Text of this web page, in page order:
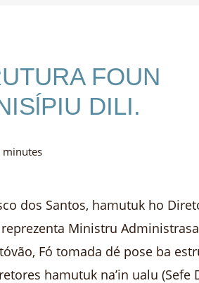
FOUN
DILI.
dos Santos, hamutuk ho
Ministru
Fó tomada dé pose ba
hamutuk na’in ualu (Sefe